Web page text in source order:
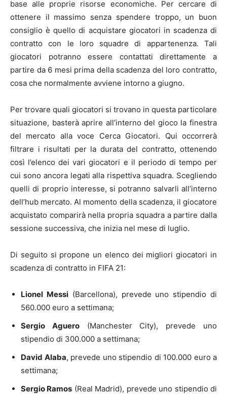
base alle proprie risorse economiche. Per cercare di
ottenere il massimo senza spendere troppo, un buon
consiglio è quello di acquistare giocatori in scadenza di
contratto con le loro squadre di appartenenza. Tali
giocatori potranno essere contattati direttamente a
partire da 6 mesi prima della scadenza del loro contratto,
cosa che normalmente avviene intorno a giugno.
Per trovare quali giocatori si trovano in questa particolare
situazione, basterà aprire all’interno del gioco la finestra
del mercato alla voce Cerca Giocatori. Qui occorrerà
filtrare i risultati per la durata del contratto, ottenendo
così l’elenco dei vari giocatori e il periodo di tempo per
cui sono ancora legati alla rispettiva squadra. Scegliendo
quelli di proprio interesse, si potranno salvarli all’interno
dell’hub mercato. Al momento della scadenza, il giocatore
acquistato comparirà nella propria squadra a partire dalla
sessione successiva, che inizia nel mese di luglio.
Di seguito si propone un elenco dei migliori giocatori in
scadenza di contratto in FIFA 21:
Lionel Messi(Barcellona), prevede uno stipendio di
560.000 euro a settimana;
Sergio Aguero(Manchester City), prevede uno
stipendio di 300.000 a settimana;
David Alaba, prevede uno stipendio di 100.000 euro a
settimana;
Sergio Ramos (Real Madrid), prevede uno stipendio di